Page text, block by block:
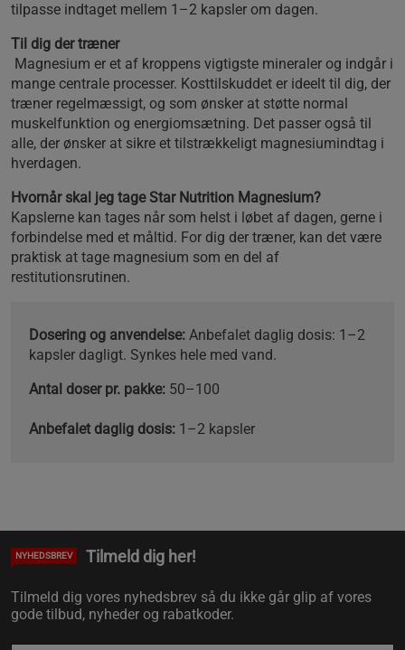
tilpasse indtaget mellem 1–2 kapsler om dagen.
Til dig der træner
Magnesium er et af kroppens vigtigste mineraler og indgår i
mange centrale processer. Kosttilskuddet er ideelt til dig, der
træner regelmæssigt, og som ønsker at støtte normal
muskelfunktion og energiomsætning. Det passer også til
alle, der ønsker at sikre et tilstrækkeligt magnesiumindtag i
hverdagen.
Hvornår skal jeg tage Star Nutrition Magnesium?
Kapslerne kan tages når som helst i løbet af dagen, gerne i
forbindelse med et måltid. For dig der træner, kan det være
praktisk at tage magnesium som en del af
restitutionsrutinen.
Dosering og anvendelse: Anbefalet daglig dosis: 1–2
kapsler dagligt. Synkes hele med vand.
Antal doser pr. pakke: 50–100
Anbefalet daglig dosis: 1–2 kapsler
NYHEDSBREV Tilmeld dig her!
Tilmeld dig vores nyhedsbrev så du ikke går glip af vores
gode tilbud, nyheder og rabatkoder.